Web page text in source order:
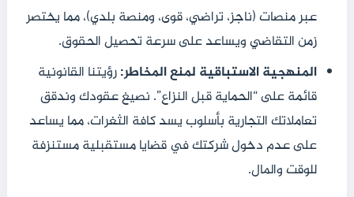
عبر منصات (ناجز، تراضي، قوى، ومنصة بلدي)، مما يختصر
زمن التقاضي ويساعد على سرعة تحصيل الحقوق.
المنهجية الاستباقية لمنع المخاطر:رؤيتنا القانونية
قائمة على “الحماية قبل النزاع”. نصيغ عقودك وندقق
تعاملاتك التجارية بأسلوب يسد كافة الثغرات، مما يساعد
على عدم دخول شركتك في قضايا مستقبلية مستنزفة
للوقت والمال.